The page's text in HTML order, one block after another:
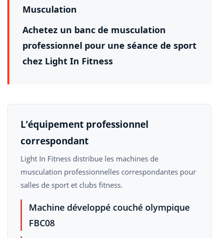
Musculation
Achetez un banc de musculation
professionnel pour une séance de sport
chez Light In Fitness
L’équipement professionnel
correspondant
Light In Fitness distribue les machines de
musculation professionnelles correspondantes pour
salles de sport et clubs fitness.
Machine développé couché olympique
FBC08